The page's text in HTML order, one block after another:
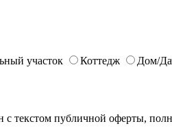
участок Коттедж Дом/
текстом публичной оферты,